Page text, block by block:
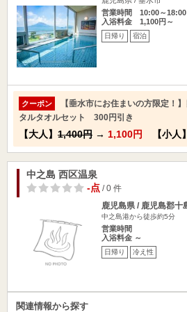
営業時間 10:00～18:00
入浴料金 1,100円～
日帰り 宿泊
クーポン
【垂水市にお住まいの方限定！
タルタオルセット 300円引き
【大人】 1,400円 → 1,100円 【小人】
中之島 西区温泉
-点/ 0 件
鹿児島県 / 鹿児島郡十
中之島港から徒歩約5分
営業時間
入浴料金 ～
日帰り 冷え性
関連情報から探す